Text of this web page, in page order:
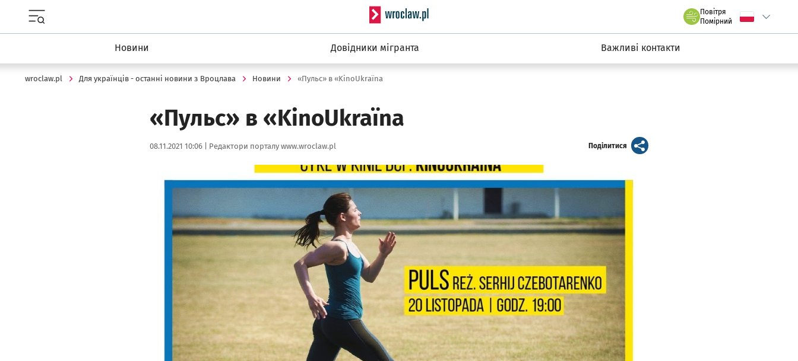
Serwis informacyjny wroclaw.pl
Повітря
we Wrocławiu
Помірний Wybierz język
Новини Довідники мігранта Важливі контакти
wroclaw.pl Для українців - останні новини з Вроцлава Новини «Пульс» в «KinoUkraїna
«Пульс» в «KinoUkraїna
Data publikacji:
08.11.2021 10:06 | Autor:
Редактори порталу www.wroclaw.pl Поділитися artykuł